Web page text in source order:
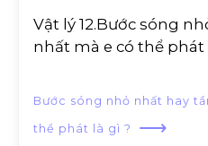
Vật lý 12.Bước sóng
nhất mà e có thể phát
Bước sóng nhỏ nhất hay
thể phát là gì ? ⟶